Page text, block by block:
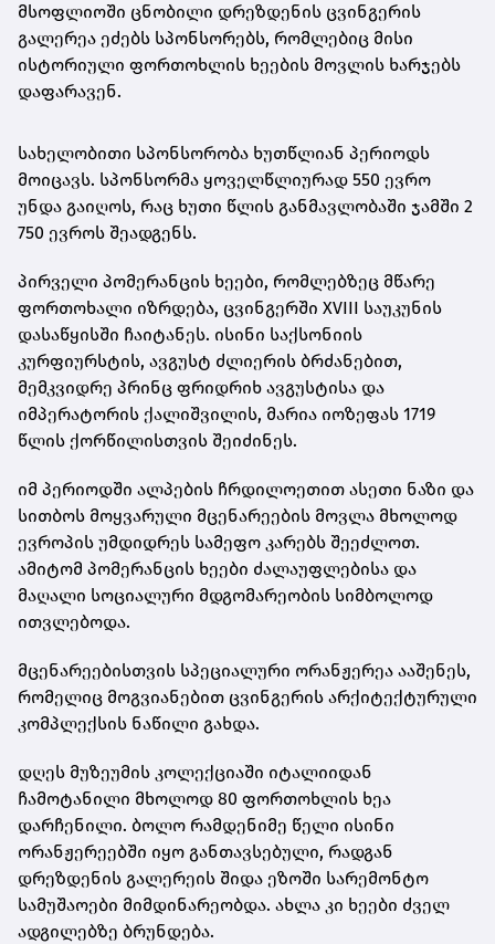
მსოფლიოში ცნობილი დრეზდენის ცვინგერის
გალერეა ეძებს სპონსორებს, რომლებიც მისი
ისტორიული ფორთოხლის ხეების მოვლის ხარჯებს
დაფარავენ.
სახელობითი სპონსორობა ხუთწლიან პერიოდს
მოიცავს. სპონსორმა ყოველწლიურად 550 ევრო
უნდა გაიღოს, რაც ხუთი წლის განმავლობაში ჯამში 2
750 ევროს შეადგენს.
პირველი პომერანცის ხეები, რომლებზეც მწარე
ფორთოხალი იზრდება, ცვინგერში XVIII საუკუნის
დასაწყისში ჩაიტანეს. ისინი საქსონიის
კურფიურსტის, ავგუსტ ძლიერის ბრძანებით,
მემკვიდრე პრინც ფრიდრიხ ავგუსტისა და
იმპერატორის ქალიშვილის, მარია იოზეფას 1719
წლის ქორწილისთვის შეიძინეს.
იმ პერიოდში ალპების ჩრდილოეთით ასეთი ნაზი და
სითბოს მოყვარული მცენარეების მოვლა მხოლოდ
ევროპის უმდიდრეს სამეფო კარებს შეეძლოთ.
ამიტომ პომერანცის ხეები ძალაუფლებისა და
მაღალი სოციალური მდგომარეობის სიმბოლოდ
ითვლებოდა.
მცენარეებისთვის სპეციალური ორანჟერეა ააშენეს,
რომელიც მოგვიანებით ცვინგერის არქიტექტურული
კომპლექსის ნაწილი გახდა.
დღეს მუზეუმის კოლექციაში იტალიიდან
ჩამოტანილი მხოლოდ 80 ფორთოხლის ხეა
დარჩენილი. ბოლო რამდენიმე წელი ისინი
ორანჟერეებში იყო განთავსებული, რადგან
დრეზდენის გალერეის შიდა ეზოში სარემონტო
სამუშაოები მიმდინარეობდა. ახლა კი ხეები ძველ
ადგილებზე ბრუნდება.